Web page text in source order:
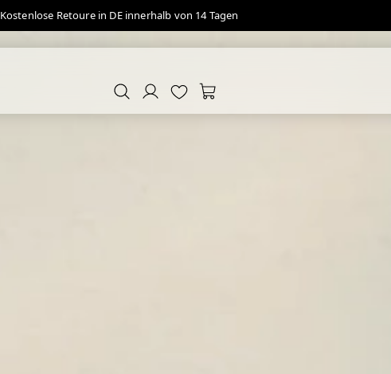
Kostenlose Retoure in DE innerhalb von 14 Tagen